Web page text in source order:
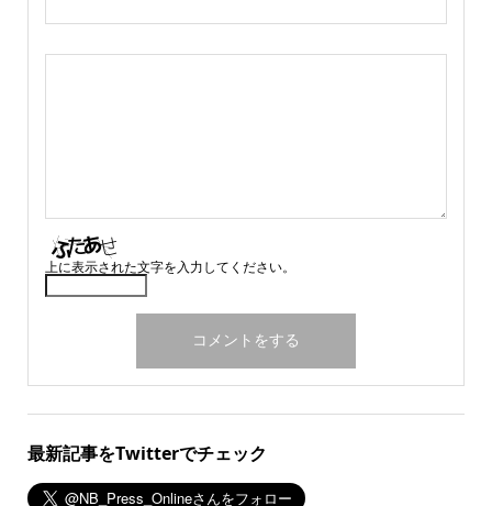
上に表示された文字を入力してください。
最新記事をTwitterでチェック